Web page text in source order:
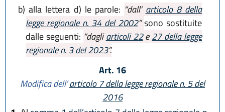
b) alla lettera d) le parole: “dall’ articolo 8 della
legge regionale n. 34 del 2002”sono sostituite
dalle seguenti: “dagliarticoli 22e27 della legge
regionale n. 3 del 2023”.
Art. 16
Modifica dell’articolo 7 della legge regionale n. 5 del
2016